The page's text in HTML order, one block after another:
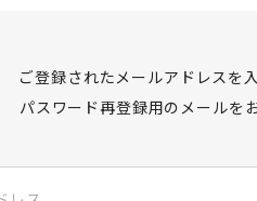
ご登録されたメールアドレスを
パスワード再登録用のメールを